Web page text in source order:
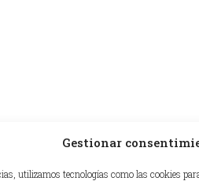
Gestionar
utilizamos tecnologías como las cookies